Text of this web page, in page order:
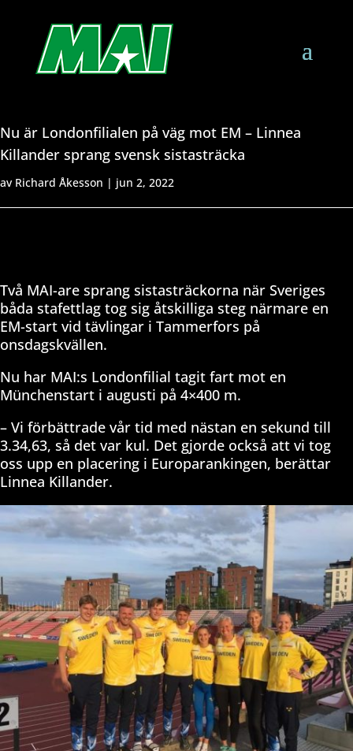
Nu är Londonfilialen på väg mot EM – Linnea
Killander sprang svensk sistasträcka
av Richard Åkesson | jun 2, 2022
Två MAI-are sprang sistasträckorna när Sveriges
båda stafettlag tog sig åtskilliga steg närmare en
EM-start vid tävlingar i Tammerfors på
onsdagskvällen.
Nu har MAI:s Londonfilial tagit fart mot en
Münchenstart i augusti på 4×400 m.
– Vi förbättrade vår tid med nästan en sekund till
3.34,63, så det var kul. Det gjorde också att vi tog
oss upp en placering i Europarankingen, berättar
Linnea Killander.